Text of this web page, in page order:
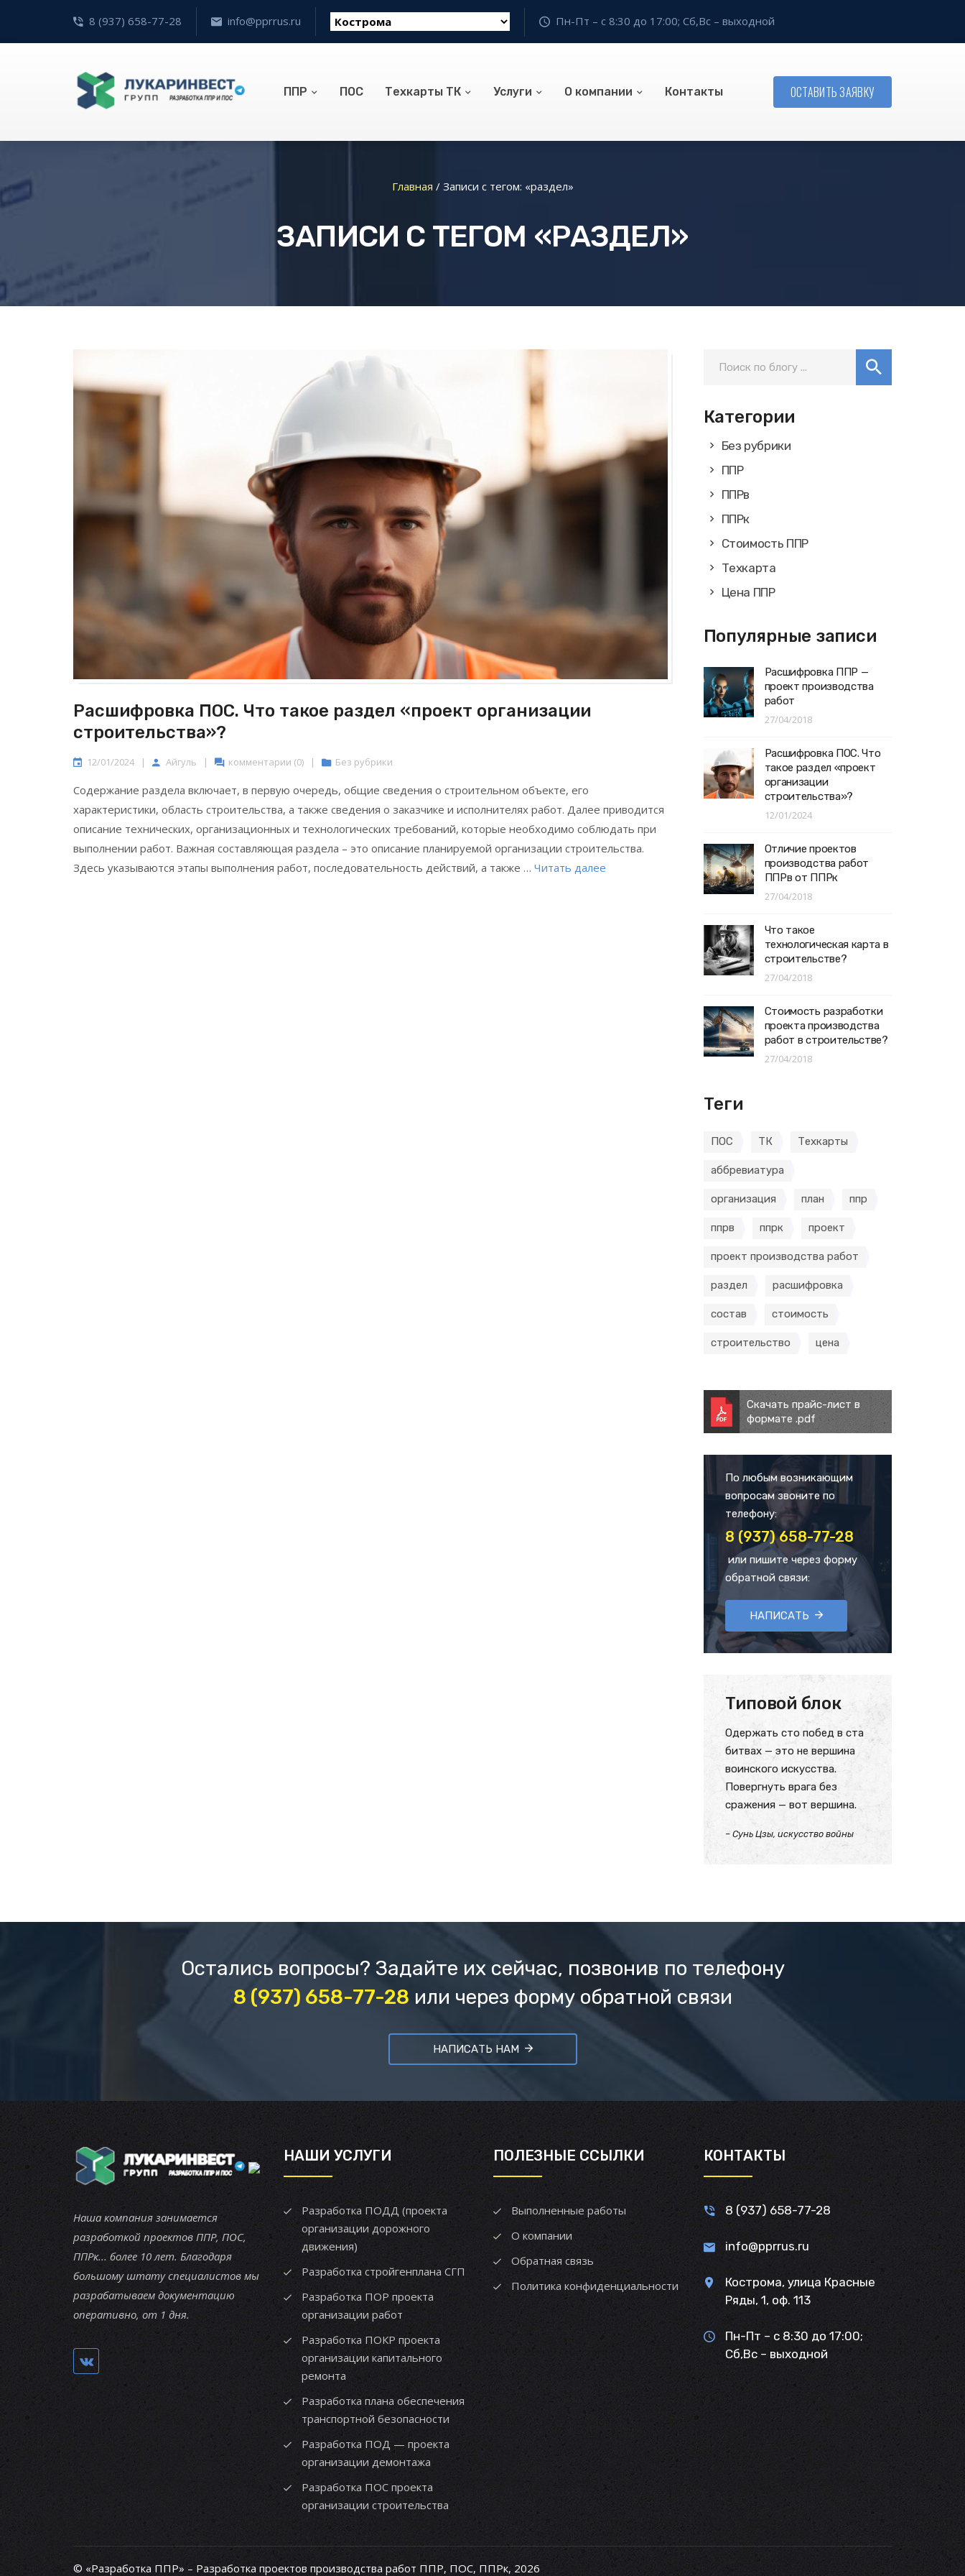
8 (937) 658-77-28 info@pprrus.ru Пн-Пт – с 8:30 до 17:00; Сб,Вс – выходной
ППР ПОС Техкарты ТК Услуги О компании Контакты ОСТАВИТЬ ЗАЯВКУ
Главная / Записи с тегом: «раздел»
ЗАПИСИ С ТЕГОМ «РАЗДЕЛ»
Расшифровка ПОС. Что такое раздел «проект организации
строительства»?
12/01/2024 | Айгуль | комментарии (0) | Без рубрики
Содержание раздела включает, в первую очередь, общие сведения о строительном объекте, его
характеристики, область строительства, а также сведения о заказчике и исполнителях работ. Далее приводится
описание технических, организационных и технологических требований, которые необходимо соблюдать при
выполнении работ. Важная составляющая раздела – это описание планируемой организации строительства.
Здесь указываются этапы выполнения работ, последовательность действий, а также … Читать далее
Категории
Без рубрики
ППР
ППРв
ППРк
Стоимость ППР
Техкарта
Цена ППР
Популярные записи
Расшифровка ППР —
проект производства
работ
27/04/2018
Расшифровка ПОС. Что
такое раздел «проект
организации
строительства»?
12/01/2024
Отличие проектов
производства работ
ППРв от ППРк
27/04/2018
Что такое
технологическая карта в
строительстве?
27/04/2018
Стоимость разработки
проекта производства
работ в строительстве?
27/04/2018
Теги
ПОС ТК Техкарты
аббревиатура
организация план ппр
ппрв ппрк проект
проект производства работ
раздел расшифровка
состав стоимость
строительство цена
Скачать прайс-лист в
формате .pdf
По любым возникающим
вопросам звоните по
телефону:
8 (937) 658-77-28
или пишите через форму
обратной связи:
НАПИСАТЬ
Типовой блок
Одержать сто побед в ста
битвах — это не вершина
воинского искусства.
Повергнуть врага без
сражения — вот вершина.
– Сунь Цзы, искусство войны
Остались вопросы? Задайте их сейчас, позвонив по телефону
8 (937) 658-77-28 или через форму обратной связи
НАПИСАТЬ НАМ
Наша компания занимается
разработкой проектов ППР, ПОС,
ППРк... более 10 лет. Благодаря
большому штату специалистов мы
разрабатываем документацию
оперативно, от 1 дня.
НАШИ УСЛУГИ
Разработка ПОДД (проекта
организации дорожного
движения)
Разработка стройгенплана СГП
Разработка ПОР проекта
организации работ
Разработка ПОКР проекта
организации капитального
ремонта
Разработка плана обеспечения
транспортной безопасности
Разработка ПОД — проекта
организации демонтажа
Разработка ПОС проекта
организации строительства
ПОЛЕЗНЫЕ ССЫЛКИ
Выполненные работы
О компании
Обратная связь
Политика конфиденциальности
КОНТАКТЫ
8 (937) 658-77-28
info@pprrus.ru
Кострома, улица Красные
Ряды, 1, оф. 113
Пн-Пт – с 8:30 до 17:00;
Сб,Вс – выходной
© «Разработка ППР» – Разработка проектов производства работ ППР, ПОС, ППРк, 2026